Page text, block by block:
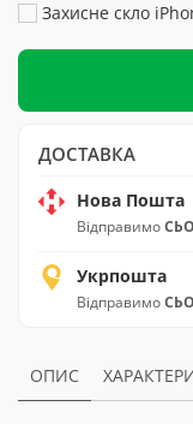
Захисне скло
ДОСТАВКА
Нова Пошта
Відправимо
Укрпошта
Відправимо
ОПИС